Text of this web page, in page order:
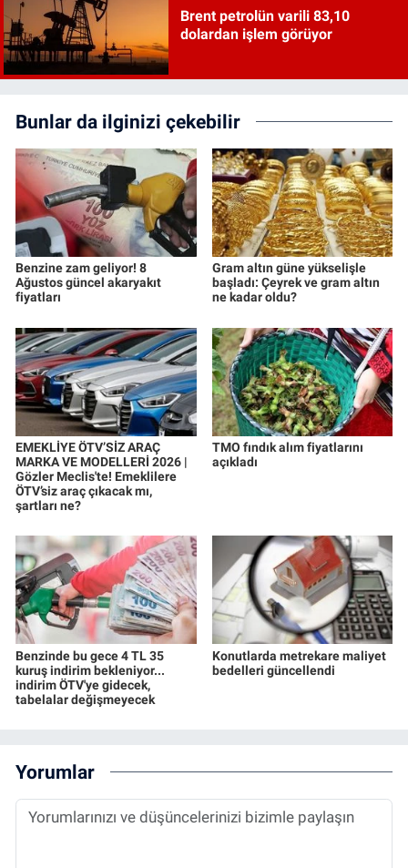
Brent petrolün varili 83,10
dolardan işlem görüyor
Bunlar da ilginizi çekebilir
Benzine zam geliyor! 8
Ağustos güncel akaryakıt
fiyatları
Gram altın güne yükselişle
başladı: Çeyrek ve gram altın
ne kadar oldu?
EMEKLİYE ÖTV’SİZ ARAÇ
MARKA VE MODELLERİ 2026 |
Gözler Meclis'te! Emeklilere
ÖTV’siz araç çıkacak mı,
şartları ne?
TMO fındık alım fiyatlarını
açıkladı
Benzinde bu gece 4 TL 35
kuruş indirim bekleniyor...
indirim ÖTV'ye gidecek,
tabelalar değişmeyecek
Konutlarda metrekare maliyet
bedelleri güncellendi
Yorumlar